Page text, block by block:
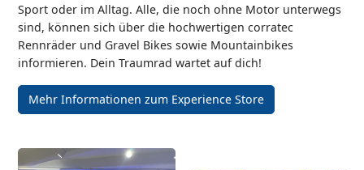
Sport oder im Alltag. Alle, die noch ohne Motor unterwegs
sind, können sich über die hochwertigen corratec
Rennräder und Gravel Bikes sowie Mountainbikes
informieren. Dein Traumrad wartet auf dich!
Mehr Informationen zum Experience Store